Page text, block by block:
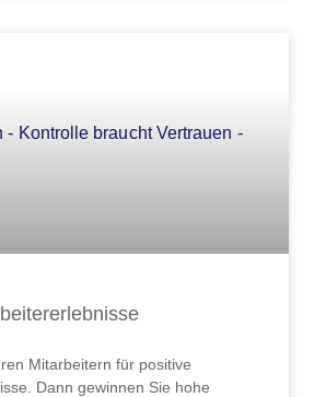
Mitarbeitern für positive
Dann gewinnen Sie hohe